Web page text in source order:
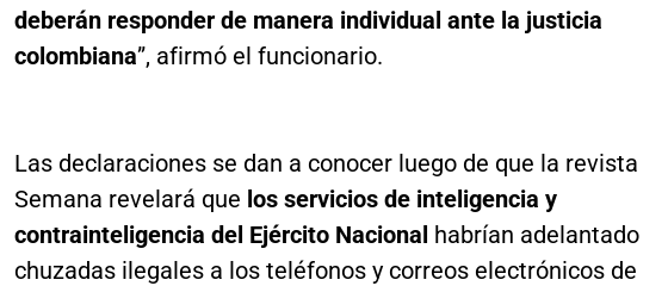
deberán responder de manera individual ante la justicia
colombiana”, afirmó el funcionario.
Las declaraciones se dan a conocer luego de que la revista
Semana revelará que los servicios de inteligencia y
contrainteligencia del Ejército Nacional habrían adelantado
chuzadas ilegales a los teléfonos y correos electrónicos de